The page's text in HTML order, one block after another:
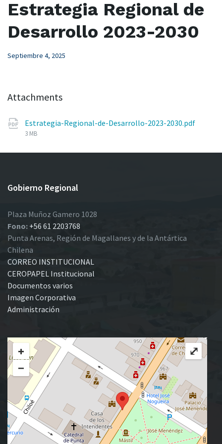
Estrategia Regional de
Desarrollo 2023-2030
Septiembre 4, 2025
Attachments
Estrategia-Regional-de-Desarrollo-2023-2030.pdf
3 MB
Gobierno Regional
Plaza Muñoz Gamero 1028
Fono: +56 61 2203768
Punta Arenas, Región de Magallanes y de la Antártica
Chilena
CORREO INSTITUCIONAL
CEROPAPEL Institucional
Documentos varios
Imagen Corporativa
Administración
+
−
⤢